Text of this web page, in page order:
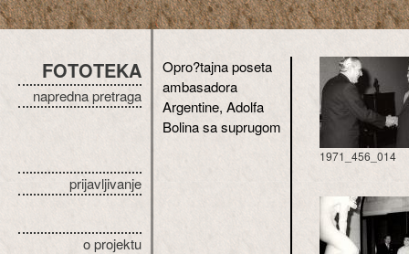
FOTOTEKA
napredna pretraga
prijavljivanje
o projektu
Opro?tajna poseta
ambasadora
Argentine, Adolfa
Bolina sa suprugom
1971_456_014